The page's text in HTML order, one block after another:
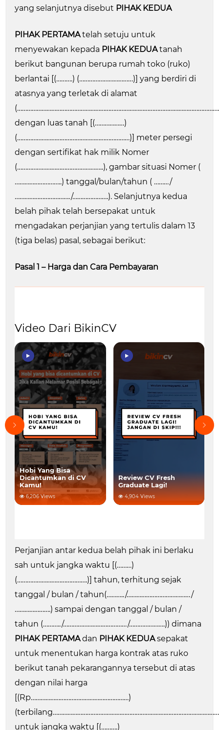
yang selanjutnya disebut PIHAK KEDUA
PIHAK PERTAMAtelah setuju untuk
menyewakan kepada PIHAK KEDUAtanah
berikut bangunan berupa rumah toko (ruko)
berlantai [(……….) (……………………………)] yang berdiri di
atasnya yang terletak di alamat
dengan luas tanah [(………………)
(……………………………………………………………)] meter persegi
dengan sertifikat hak milik Nomer
(……………………………………………..), gambar situasi Nomer (
………………………..) tanggal/bulan/tahun ( ………/
……………………………./………………….). Selanjutnya kedua
belah pihak telah bersepakat untuk
mengadakan perjanjian yang tertulis dalam 13
(tiga belas) pasal, sebagai berikut:
Pasal 1 – Harga dan Cara Pembayaran
Video Dari BikinCV
Hobi Yang Bisa
Dicantumkan di CV
Kamu!
6,206 Views
Review CV Fresh
Graduate Lagi!
4,904 Views
Perjanjian antar kedua belah pihak ini berlaku
sah untuk jangka waktu [(………)
(…………………………………….)] tahun, terhitung sejak
tanggal / bulan / tahun(………../…………………………………/
………………….) sampai dengan tanggal / bulan /
tahun (………../…………………………………/………………….)) dimana
PIHAK PERTAMAdan PIHAK KEDUAsepakat
untuk menentukan harga kontrak atas ruko
berikut tanah pekarangannya tersebut di atas
dengan nilai harga
[(Rp……………………………………………………)
untuk jangka waktu [(……….)